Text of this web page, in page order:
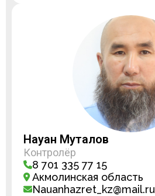
Науан Муталов
Контролёр
8 701 335 77 15
Акмолинская область
Nauanhazret_kz@mail.ru